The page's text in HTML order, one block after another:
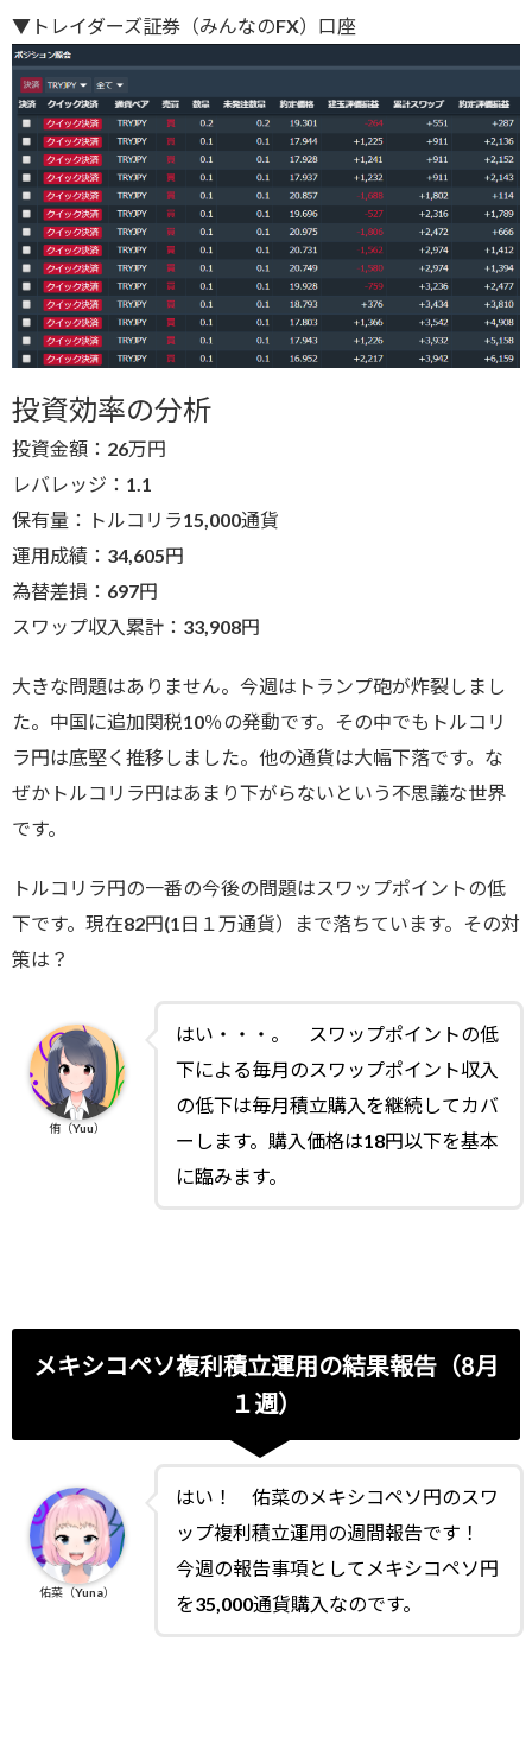
▼トレイダーズ証券（みんなのFX）口座
投資効率の分析
投資金額：26万円
レバレッジ：1.1
保有量：トルコリラ15,000通貨
運用成績：34,605円
為替差損：697円
スワップ収入累計：33,908円
大きな問題はありません。今週はトランプ砲が炸裂しまし
た。中国に追加関税10％の発動です。その中でもトルコリ
ラ円は底堅く推移しました。他の通貨は大幅下落です。な
ぜかトルコリラ円はあまり下がらないという不思議な世界
です。
トルコリラ円の一番の今後の問題はスワップポイントの低
下です。現在82円(1日１万通貨）まで落ちています。その対
策は？
はい・・・。 スワップポイントの低
下による毎月のスワップポイント収入
の低下は毎月積立購入を継続してカバ
ーします。購入価格は18円以下を基本
に臨みます。
侑（Yuu）
メキシコペソ複利積立運用の結果報告（8月
１週）
はい！ 佑菜のメキシコペソ円のスワ
ップ複利積立運用の週間報告です！
今週の報告事項としてメキシコペソ円
を35,000通貨購入なのです。
佑菜（Yuna）